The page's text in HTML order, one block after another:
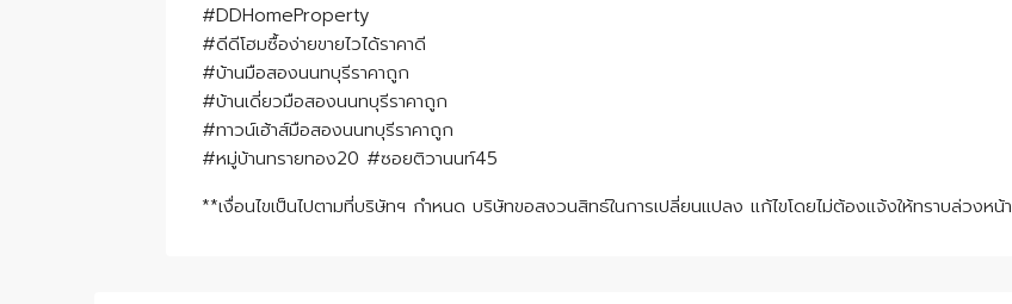
#DDHomeProperty
#ดีดีโฮมซื้อง่ายขายไวได้ราคาดี
#บ้านมือสองนนทบุรีราคาถูก
#บ้านเดี่ยวมือสองนนทบุรีราคาถูก
#ทาวน์เฮ้าส์มือสองนนทบุรีราคาถูก
#หมู่บ้านทรายทอง20 #ซอยติวานนท์45
**เงื่อนไขเป็นไปตามที่บริษัทฯ กำหนด บริษัทขอสงวนสิทธ์ในการเปลี่ยนแปลง แก้ไขโดยไม่ต้องแจ้งให้ทราบล่วงหน้า